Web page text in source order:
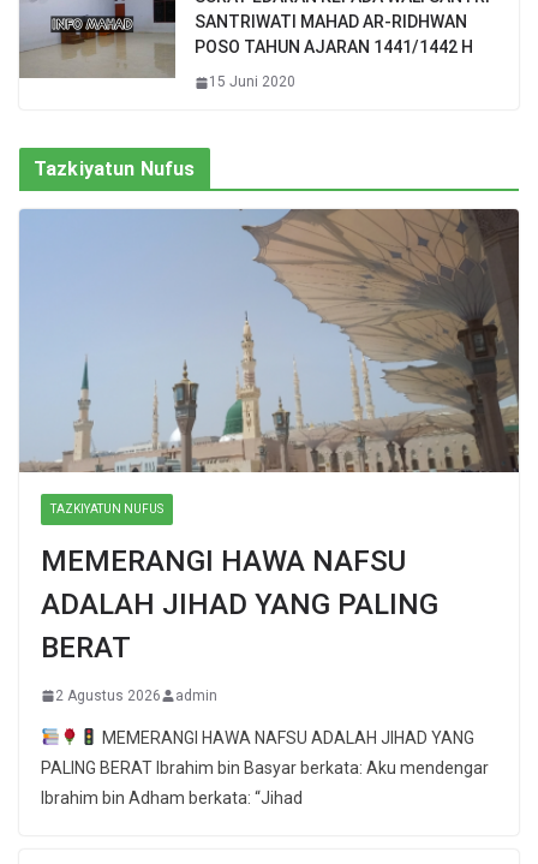
SANTRIWATI MAHAD AR-RIDHWAN
POSO TAHUN AJARAN 1441/1442 H
15 Juni 2020
Tazkiyatun Nufus
TAZKIYATUN NUFUS
MEMERANGI HAWA NAFSU
ADALAH JIHAD YANG PALING
BERAT
2 Agustus 2026 admin
MEMERANGI HAWA NAFSU ADALAH JIHAD YANG
PALING BERAT Ibrahim bin Basyar berkata: Aku mendengar
Ibrahim bin Adham berkata: “Jihad